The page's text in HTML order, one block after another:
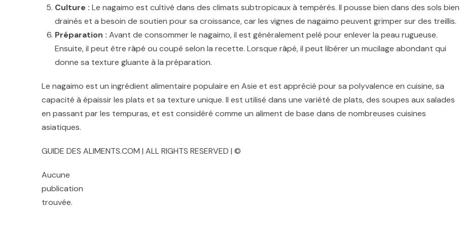
Culture : Le nagaimo est cultivé dans des climats subtropicaux à tempérés. Il pousse bien dans des sols bien
drainés et a besoin de soutien pour sa croissance, car les vignes de nagaimo peuvent grimper sur des treillis.
Préparation : Avant de consommer le nagaimo, il est généralement pelé pour enlever la peau rugueuse.
Ensuite, il peut être râpé ou coupé selon la recette. Lorsque râpé, il peut libérer un mucilage abondant qui
donne sa texture gluante à la préparation.
Le nagaimo est un ingrédient alimentaire populaire en Asie et est apprécié pour sa polyvalence en cuisine, sa
capacité à épaissir les plats et sa texture unique. Il est utilisé dans une variété de plats, des soupes aux salades
en passant par les tempuras, et est considéré comme un aliment de base dans de nombreuses cuisines
asiatiques.
GUIDE DES ALIMENTS.COM | ALL RIGHTS RESERVED | ©
Aucune
publication
trouvée.